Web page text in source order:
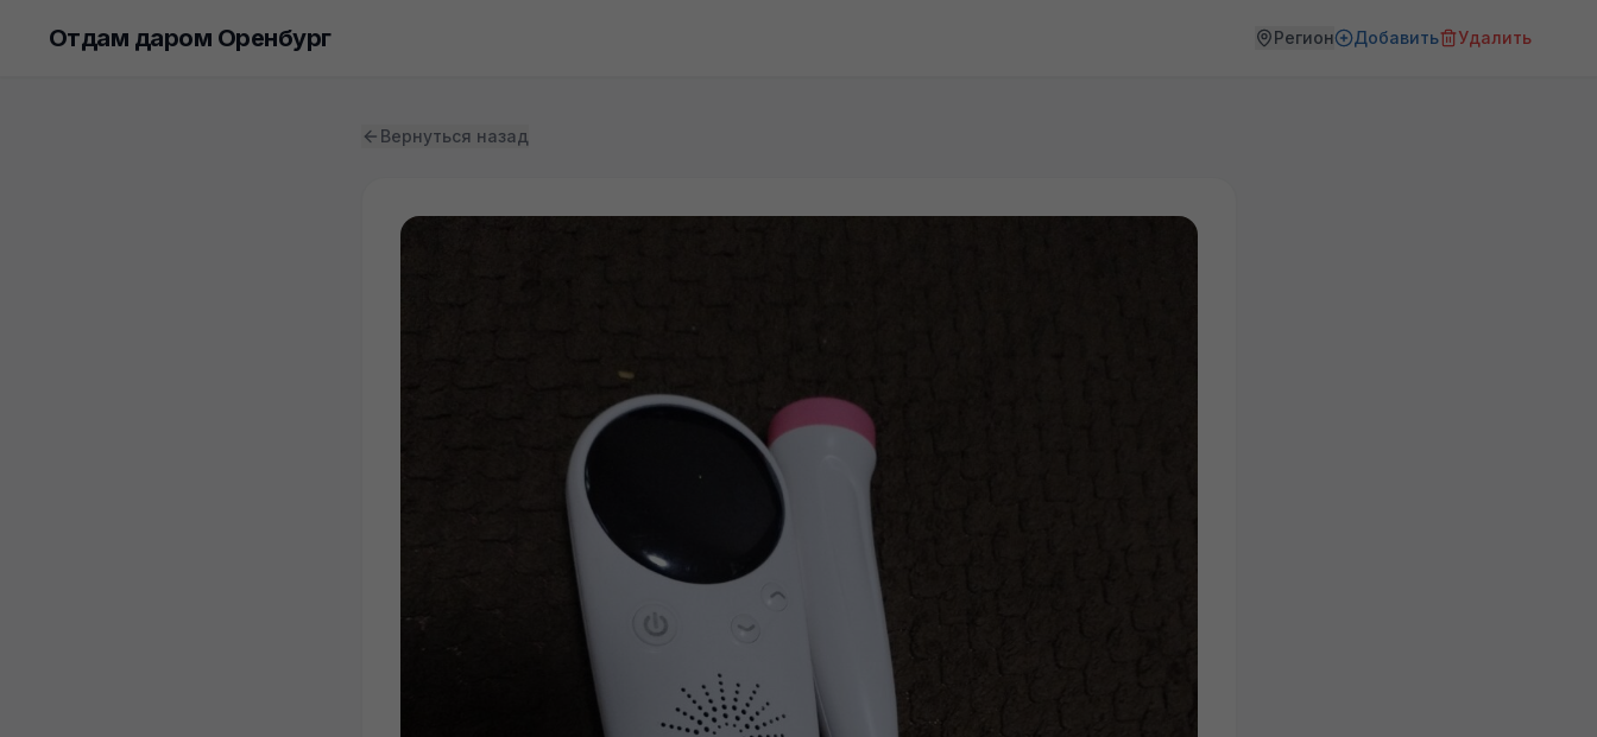
Отдам даром Оренбург Регион Добавить Удалить
Вернуться назад